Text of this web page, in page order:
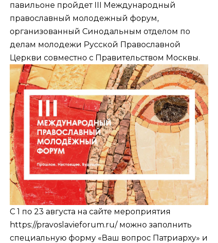
павильоне пройдет III Международный
православный молодежный форум,
организованный Синодальным отделом по
делам молодежи Русской Православной
Церкви совместно с Правительством Москвы.
С 1 по 23 августа на сайте мероприятия
https://pravoslavieforum.ru/можно заполнить
специальную форму «Ваш вопрос Патриарху» и